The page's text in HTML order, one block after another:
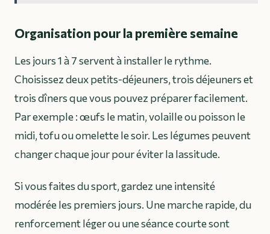
Organisation pour la première semaine
Les jours 1 à 7 servent à installer le rythme.
Choisissez deux petits-déjeuners, trois déjeuners et
trois dîners que vous pouvez préparer facilement.
Par exemple : œufs le matin, volaille ou poisson le
midi, tofu ou omelette le soir. Les légumes peuvent
changer chaque jour pour éviter la lassitude.
Si vous faites du sport, gardez une intensité
modérée les premiers jours. Une marche rapide, du
renforcement léger ou une séance courte sont